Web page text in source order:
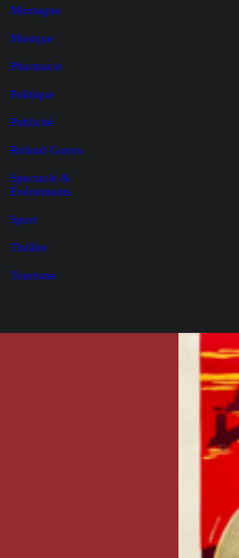
Montagne
Musique
Pharmacie
Politique
Publicité
Roland Garros
Spectacle &
Évènements
Sport
Théâtre
Tourisme